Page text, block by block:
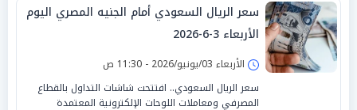
سعر الريال السعودي أمام الجنيه المصري اليوم
الأربعاء 3-6-2026
الأربعاء 03/يونيو/2026 - 11:30 ص
سعر الريال السعودي.. افتتحت شاشات التداول بالقطاع
المصرفي ومعاملات اللوحات الإلكترونية المعتمدة